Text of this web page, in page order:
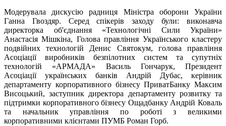
Модерувала дискусію радниця Міністра оборони України
Ганна Гвоздяр. Серед спікерів заходу були: виконавча
директорка об'єднання «Технологічні Сили України»
Анастасія Мішкіна, Голова правління Українського кластеру
подвійних технологій Денис Святокум, голова правління
Асоціації виробників безпілотних систем та супутніх
технологій «АРМАДА» Василь Гончарук, Президент
Асоціації українських банків Андрій Дубас, керівник
департаменту корпоративного бізнесу ПриватБанку Максим
Висоцький, заступник директора департаменту розвитку та
підтримки корпоративного бізнесу Ощадбанку Андрій Коваль
та начальник управління по роботі з великими
корпоративними клієнтами ПУМБ Роман Горб.